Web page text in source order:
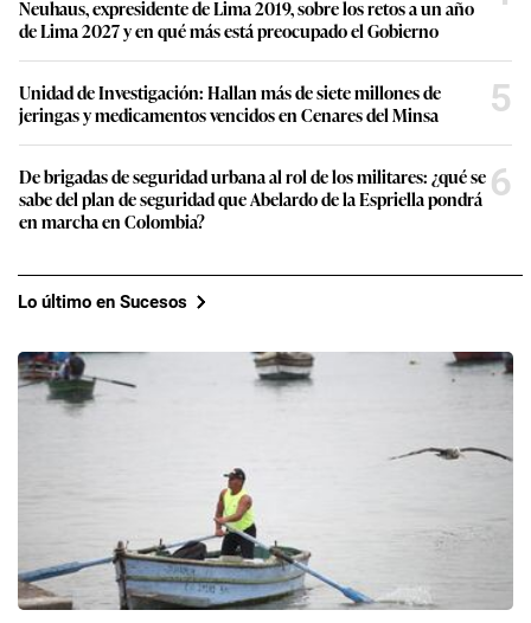
Neuhaus, expresidente de Lima 2019, sobre los retos a un año
de Lima 2027 y en qué más está preocupado el Gobierno
Unidad de Investigación: Hallan más de siete millones de
jeringas y medicamentos vencidos en Cenares del Minsa
5
De brigadas de seguridad urbana al rol de los militares: ¿qué se
sabe del plan de seguridad que Abelardo de la Espriella pondrá
en marcha en Colombia?
6
Lo último en Sucesos